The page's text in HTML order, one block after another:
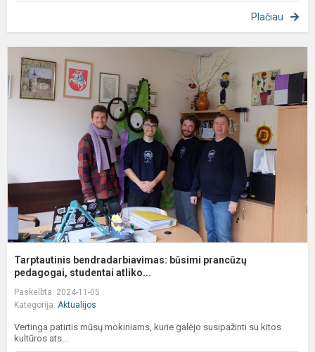
Plačiau
Tarptautinis bendradarbiavimas: būsimi prancūzų
pedagogai, studentai atliko...
Paskelbta: 2024-11-05
Kategorija: Aktualijos
Vertinga patirtis mūsų mokiniams, kurie galėjo susipažinti su kitos
kultūros ats...